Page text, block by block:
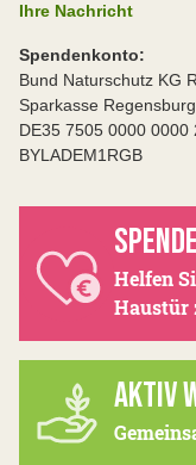
Ihre Nachricht
Spendenkonto:
Bund Naturschutz KG
Sparkasse Regensburg
DE35 7505 0000 0000
BYLADEM1RGB
Helfen
Haustür
AKTIV